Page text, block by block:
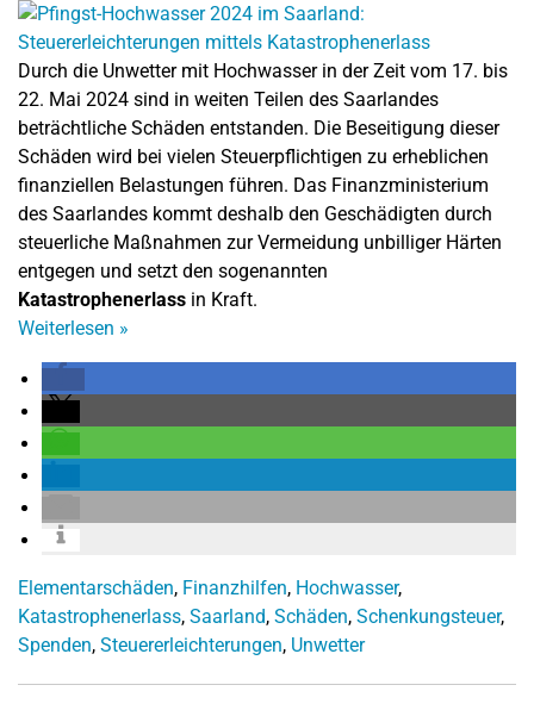
Durch die Unwetter mit Hochwasser in der Zeit vom 17. bis
22. Mai 2024 sind in weiten Teilen des Saarlandes
beträchtliche Schäden entstanden. Die Beseitigung dieser
Schäden wird bei vielen Steuerpflichtigen zu erheblichen
finanziellen Belastungen führen. Das Finanzministerium
des Saarlandes kommt deshalb den Geschädigten durch
steuerliche Maßnahmen zur Vermeidung unbilliger Härten
entgegen und setzt den sogenannten
Katastrophenerlass in Kraft.
Weiterlesen »
Elementarschäden, Finanzhilfen, Hochwasser,
Katastrophenerlass, Saarland, Schäden, Schenkungsteuer,
Spenden, Steuererleichterungen, Unwetter